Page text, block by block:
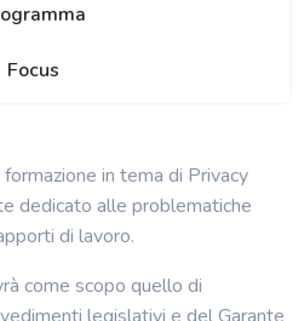
Focus
in tema di Privacy
dedicato alle problematiche
di lavoro.
come scopo quello di